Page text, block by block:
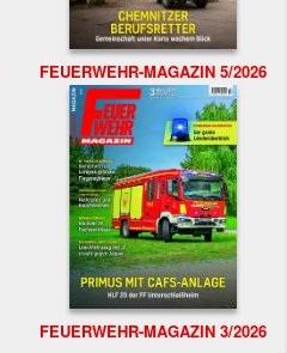
FEUERWEHR-MAGAZIN 5/2026
FEUERWEHR-MAGAZIN 3/2026